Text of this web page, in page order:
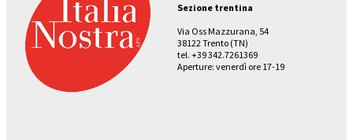
Sezione trentina
Via Oss Mazzurana, 54
38122 Trento (TN)
tel. +39 342.7261369
Aperture: venerdì ore 17-19